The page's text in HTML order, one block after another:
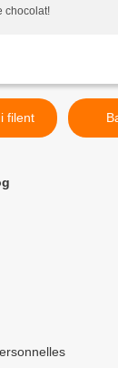
chocolat!
filent